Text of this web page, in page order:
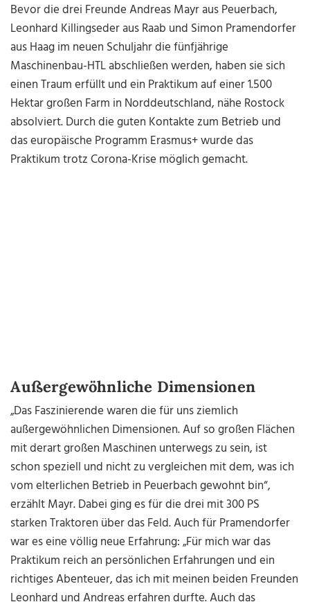
Bevor die drei Freunde Andreas Mayr aus Peuerbach,
Leonhard Killingseder aus Raab und Simon Pramendorfer
aus Haag im neuen Schuljahr die fünfjährige
Maschinenbau-HTL abschließen werden, haben sie sich
einen Traum erfüllt und ein Praktikum auf einer 1.500
Hektar großen Farm in Norddeutschland, nähe Rostock
absolviert. Durch die guten Kontakte zum Betrieb und
das europäische Programm Erasmus+ wurde das
Praktikum trotz Corona-Krise möglich gemacht.
Außergewöhnliche Dimensionen
„Das Faszinierende waren die für uns ziemlich
außergewöhnlichen Dimensionen. Auf so großen Flächen
mit derart großen Maschinen unterwegs zu sein, ist
schon speziell und nicht zu vergleichen mit dem, was ich
vom elterlichen Betrieb in Peuerbach gewohnt bin“,
erzählt Mayr. Dabei ging es für die drei mit 300 PS
starken Traktoren über das Feld. Auch für Pramendorfer
war es eine völlig neue Erfahrung: „Für mich war das
Praktikum reich an persönlichen Erfahrungen und ein
richtiges Abenteuer, das ich mit meinen beiden Freunden